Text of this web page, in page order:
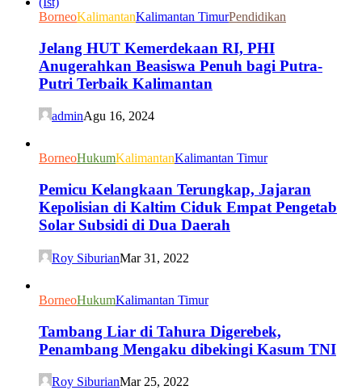
BorneoKalimantanKalimantan TimurPendidikan
Jelang HUT Kemerdekaan RI, PHI
Anugerahkan Beasiswa Penuh bagi Putra-
Putri Terbaik Kalimantan
adminAgu 16, 2024
BorneoHukumKalimantanKalimantan Timur
Pemicu Kelangkaan Terungkap, Jajaran
Kepolisian di Kaltim Ciduk Empat Pengetab
Solar Subsidi di Dua Daerah
Roy SiburianMar 31, 2022
BorneoHukumKalimantan Timur
Tambang Liar di Tahura Digerebek,
Penambang Mengaku dibekingi Kasum TNI
Roy SiburianMar 25, 2022